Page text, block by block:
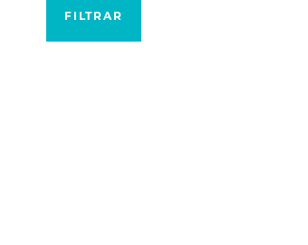
FILTRAR